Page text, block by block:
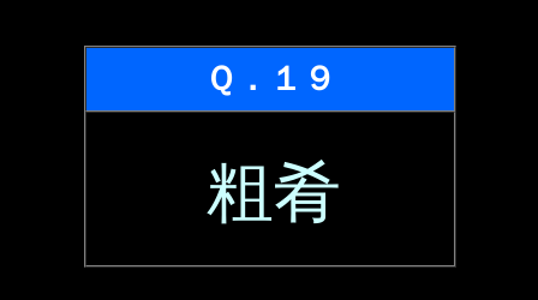
Ｑ．１９
粗肴